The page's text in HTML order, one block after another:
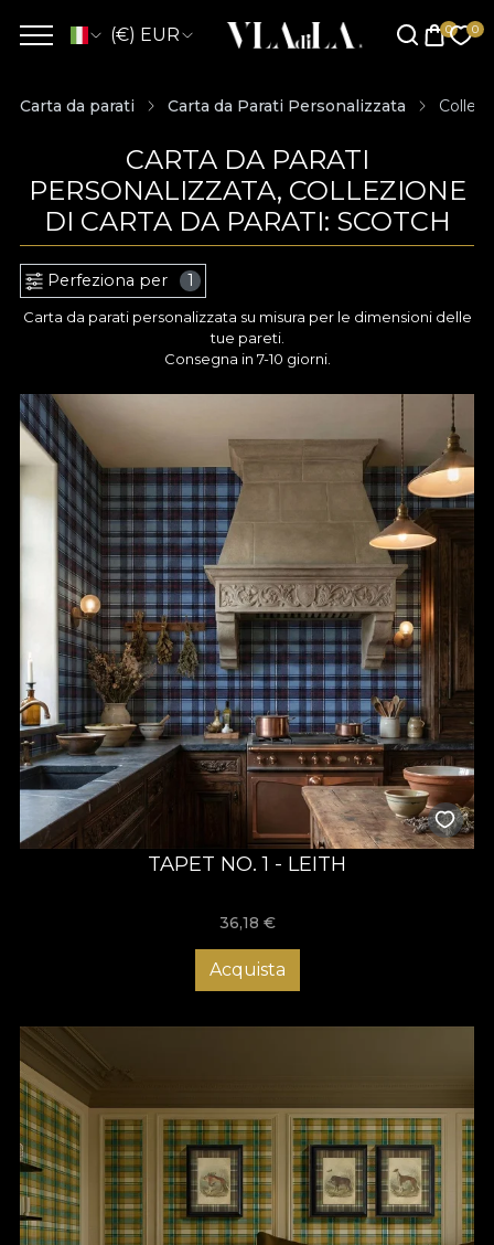
(€) EUR
Carta da parati Carta da Parati Personalizzata
CARTA DA PARATI
PERSONALIZZATA, COLLEZIONE
DI CARTA DA PARATI: SCOTCH
Perfeziona per 1
Carta da parati personalizzata su misura per le dimensioni delle
tue pareti.
Consegna in 7-10 giorni.
TAPET NO. 1 - LEITH
36,18 €
Acquista